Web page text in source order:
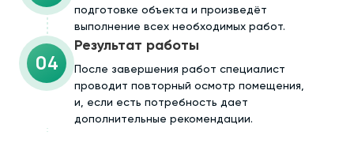
подготовке объекта и произведёт
выполнение всех необходимых работ.
04
Результат работы
После завершения работ специалист
проводит повторный осмотр помещения,
и, если есть потребность дает
дополнительные рекомендации.